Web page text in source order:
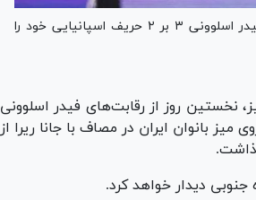
شیما صفایی در نخستین مسابقه خود در رقابت‌های تنیس روی میز فیدر اسلوونی ۳ بر ۲ حریف اسپانیایی خود را
نخستین روز از رقابت‌های فیدر اسلوونی
میز بانوان ایران در مصاف با جانا ریرا از
جنوبی دیدار خواهد کرد.